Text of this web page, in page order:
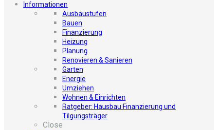
Informationen
Ausbaustufen
Bauen
Finanzierung
Heizung
Planung
Renovieren & Sanieren
Garten
Energie
Umziehen
Wohnen & Einrichten
Ratgeber: Hausbau Finanzierung und
Tilgungsträger
Close